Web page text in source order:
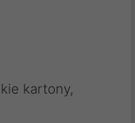
kartony,